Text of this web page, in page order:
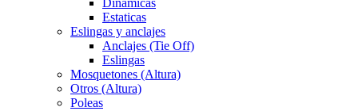
Estaticas
Eslingas y anclajes
Anclajes (Tie Off)
Eslingas
Mosquetones (Altura)
Otros (Altura)
Poleas